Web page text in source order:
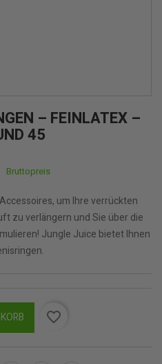
– FEINLATEX –
45
Bruttopreis
um Ihre verrückten
zu verlängern und Sie über die
Jungle Juice bietet Ihnen
favorite_border